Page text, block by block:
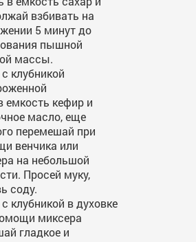
взбивать на
5 минут до
пышной
массы.
клубникой
емкость кефир и
масло, еще
перемешай при
венчика или
на небольшой
Просей муку,
соду.
клубникой в духовке
миксера
гладкое и